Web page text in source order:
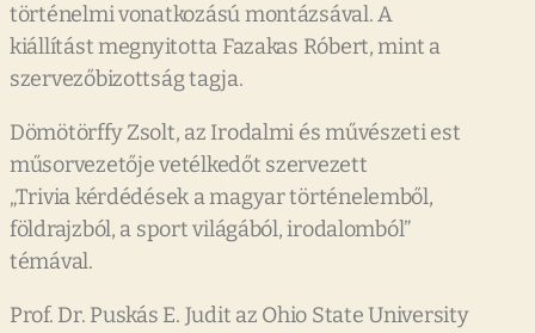
történelmi vonatkozású montázsával. A
kiállítást megnyitotta Fazakas Róbert, mint a
szervezőbizottság tagja.
Dömötörffy Zsolt, az Irodalmi és művészeti est
műsorvezetője vetélkedőt szervezett
„Trivia kérdédések a magyar történelemből,
földrajzból, a sport világából, irodalomból”
témával.
Prof. Dr. Puskás E. Judit az Ohio State University